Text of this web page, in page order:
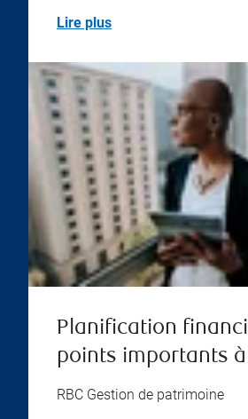
Lire plus
Planification
points importants
RBC Gestion de patrimoine